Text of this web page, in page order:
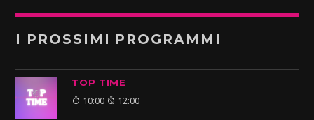
I PROSSIMI PROGRAMMI
TOP TIME
10:00 12:00